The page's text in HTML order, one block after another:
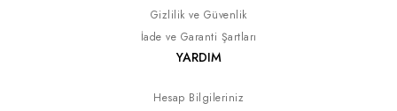
Gizlilik ve Güvenlik
İade ve Garanti Şartları
YARDIM
Hesap Bilgileriniz